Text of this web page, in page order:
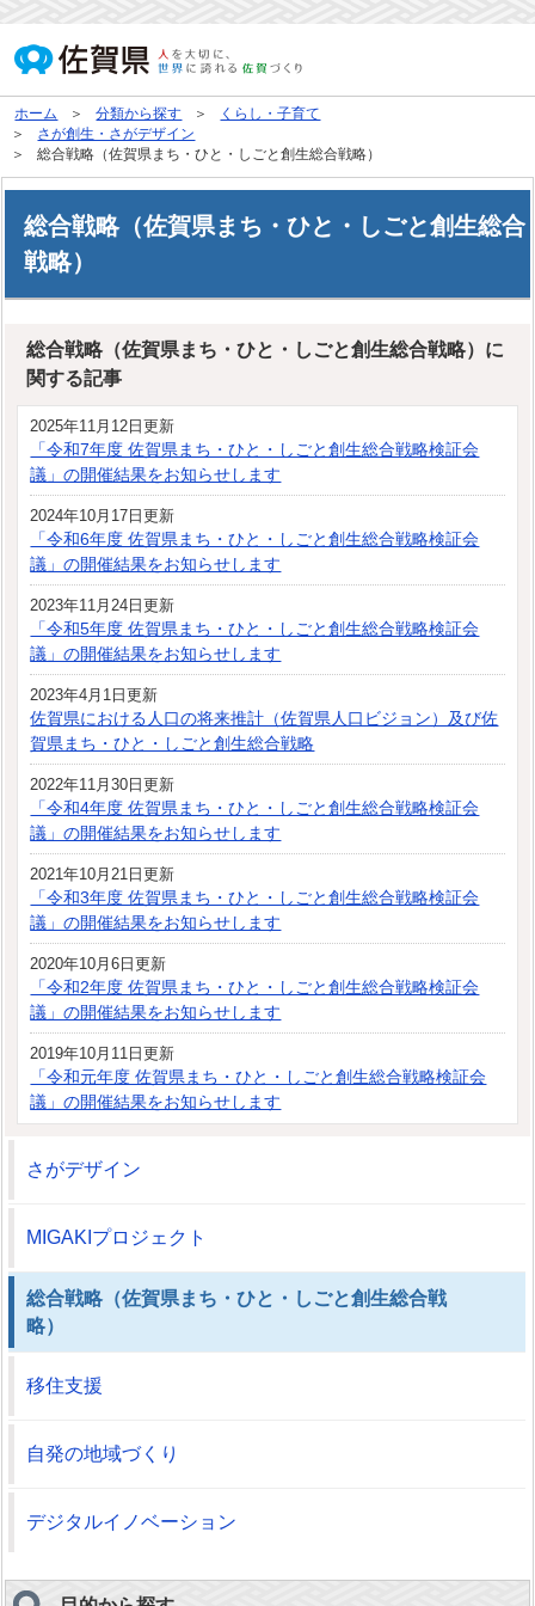
ホーム 分類から探す
くらし・子育て
さが創生・さがデザイン
総合戦略（佐賀県まち・ひと・しごと創生総合戦略）
総合戦略（佐賀県まち・ひと・しごと創生総合
戦略）
総合戦略（佐賀県まち・ひと・しごと創生総合戦略）に
関する記事
2025年11月12日更新
「令和7年度 佐賀県まち・ひと・しごと創生総合戦略検証会
議」の開催結果をお知らせします
2024年10月17日更新
「令和6年度 佐賀県まち・ひと・しごと創生総合戦略検証会
議」の開催結果をお知らせします
2023年11月24日更新
「令和5年度 佐賀県まち・ひと・しごと創生総合戦略検証会
議」の開催結果をお知らせします
2023年4月1日更新
佐賀県における人口の将来推計（佐賀県人口ビジョン）及び佐
賀県まち・ひと・しごと創生総合戦略
2022年11月30日更新
「令和4年度 佐賀県まち・ひと・しごと創生総合戦略検証会
議」の開催結果をお知らせします
2021年10月21日更新
「令和3年度 佐賀県まち・ひと・しごと創生総合戦略検証会
議」の開催結果をお知らせします
2020年10月6日更新
「令和2年度 佐賀県まち・ひと・しごと創生総合戦略検証会
議」の開催結果をお知らせします
2019年10月11日更新
「令和元年度 佐賀県まち・ひと・しごと創生総合戦略検証会
議」の開催結果をお知らせします
さがデザイン
MIGAKIプロジェクト
総合戦略（佐賀県まち・ひと・しごと創生総合戦
略）
移住支援
自発の地域づくり
デジタルイノベーション